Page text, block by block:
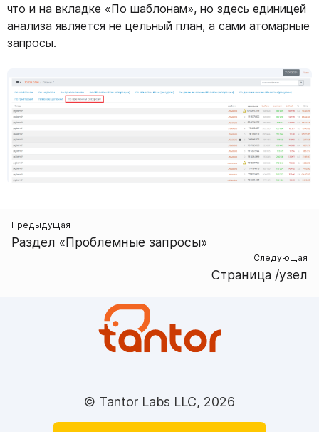
что и на вкладке «По шаблонам», но здесь единицей
анализа является не цельный план, а сами атомарные
запросы.
Предыдущая
Раздел «Проблемные запросы»
Следующая
Страница /узел
© Tantor Labs LLC, 2026